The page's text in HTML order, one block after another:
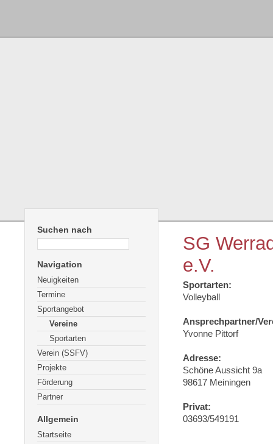
Suchen nach
Navigation
Neuigkeiten
Termine
Sportangebot
Vereine
Sportarten
Verein (SSFV)
Projekte
Förderung
Partner
Allgemein
Startseite
SG
e.V.
Sportarten:
Volleyball
Ansprechpartner/
Yvonne Pittorf
Adresse:
Schöne Aussicht 9a
98617 Meiningen
Privat:
03693/549191